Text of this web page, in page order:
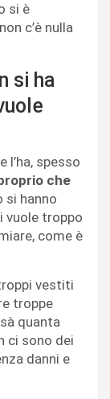
si è
c’è nulla
si ha
l’ha, spesso
che
si hanno
vuole troppo
come è
vestiti
troppe
quanta
ci sono dei
danni e